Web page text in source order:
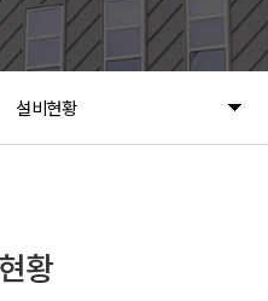
설비현황
황